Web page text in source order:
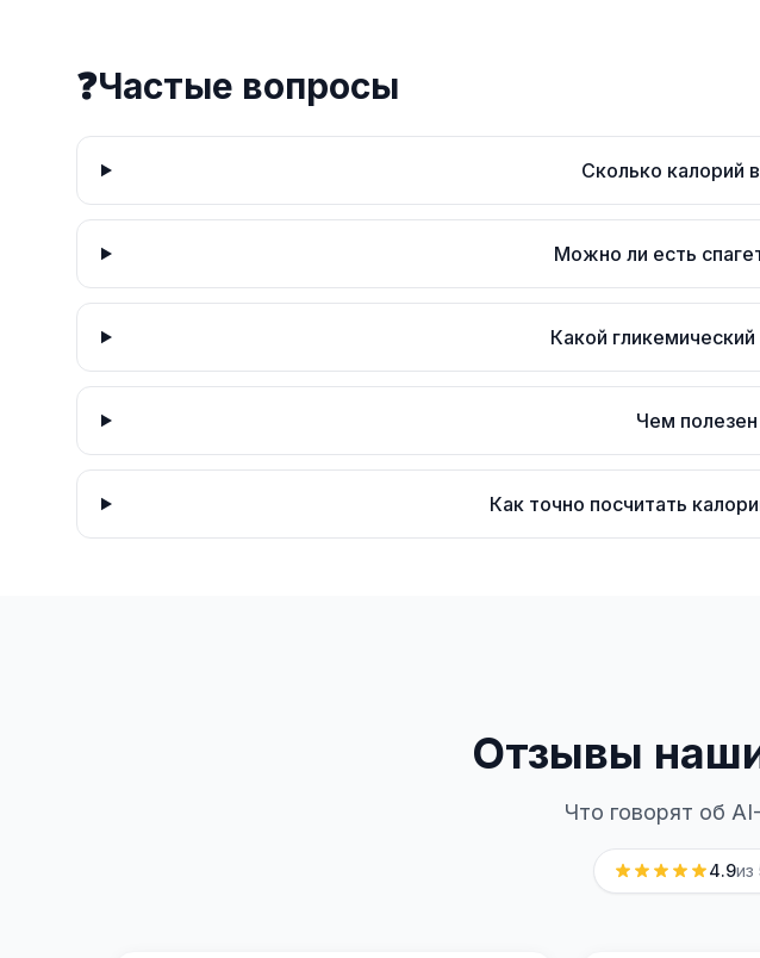
❓Частые вопросы
Сколько калорий
Можно ли есть
Какой
Чем
Как точно посчитать
Отзывы
Что говорят об
4.9из